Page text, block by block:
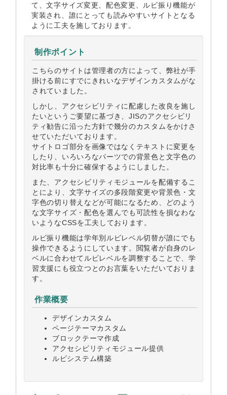
て、文字サイズ変更、配色変更、ルビ振り機能が
実装され、誰にとっても読みやすいサイトとなる
ように工夫を施しております。
制作ポイント
こちらのサイトは管理者の方によって、弊社が手
掛ける前にすでにきれいなデザインカスタムがな
されていました。
しかし、アクセシビリティに配慮した改良を施し
たいというご要望に基づき、JISのアクセシビリ
ティ勧告に沿った方針で幾分のカスタムをかけさ
せていただいております。
サイトロゴ部分を画像ではなくテキストに変更を
したり、いろいろなパーツでの背景色と文字色の
対比率も十分に確保するようにしました。
また、アクセシビリティモジュールを配備するこ
とにより、文字サイズの多段階変更や背景色・文
字色の切り替えなどが可能になるため、どのよう
な文字サイズ・配色を選んでも可読性を損なわな
いようなCSSを工夫しております。
ルビ振り機能は学年別ルビレベル切替が誰にでも
操作できるようにしています。閲覧者が自身のレ
ベルに合わせてルビレベルを調整することで、学
習支援にも役立つとのお言葉をいただいておりま
す。
作業概要
デザインカスタム
ページテーマカスタム
ブロックテーマ作成
アクセシビリティモジュール提供
ルビシステム構築